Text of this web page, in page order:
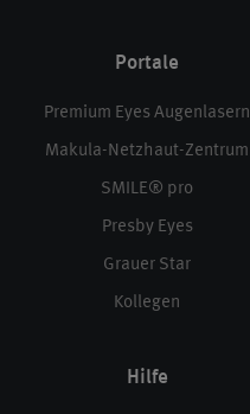
Portale
Premium Eyes Augenlasern
Makula-Netzhaut-Zentrum
SMILE® pro
Presby Eyes
Grauer Star
Kollegen
Hilfe